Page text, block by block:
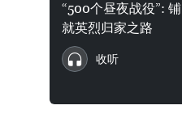
“500个昼夜战役”: 铺
就英烈归家之路
收听